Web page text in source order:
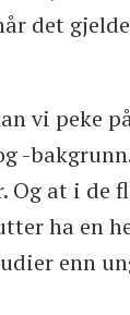
det
vi peke
-
Og at i de
ha en
enn